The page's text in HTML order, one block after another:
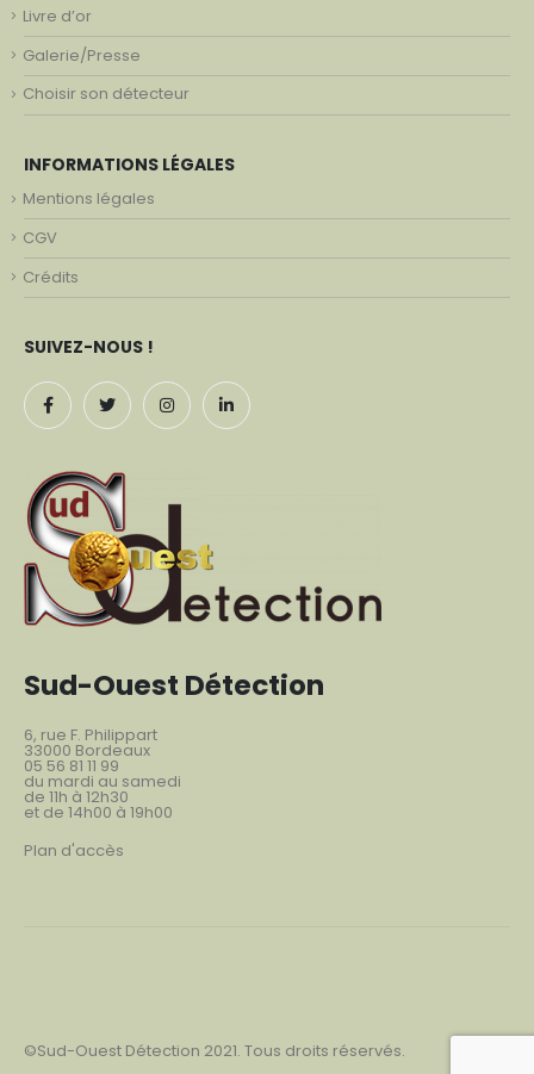
Livre d’or
Galerie/Presse
Choisir son détecteur
INFORMATIONS LÉGALES
Mentions légales
CGV
Crédits
SUIVEZ-NOUS !
Sud-Ouest Détection
6, rue F. Philippart
33000 Bordeaux
05 56 81 11 99
du mardi au samedi
de 11h à 12h30
et de 14h00 à 19h00
Plan d'accès
©Sud-Ouest Détection 2021. Tous droits réservés.